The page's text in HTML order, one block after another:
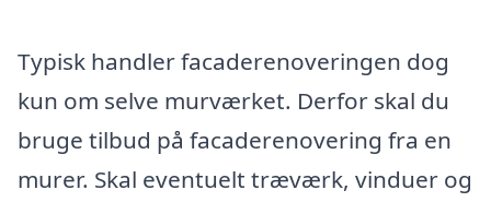
Typisk handler facaderenoveringen dog
kun om selve murværket. Derfor skal du
bruge tilbud på facaderenovering fra en
murer. Skal eventuelt træværk, vinduer og